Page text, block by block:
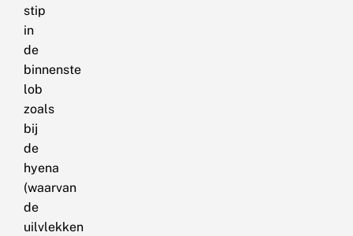
stip
in
de
binnenste
lob
zoals
bij
de
hyena
(waarvan
de
uilvlekken